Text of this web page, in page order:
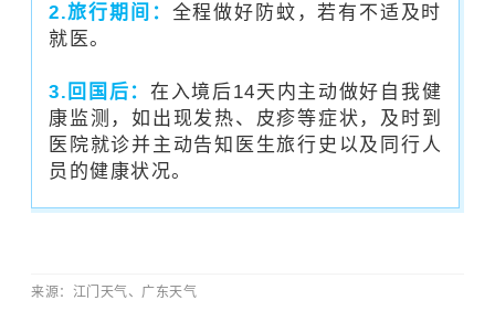
2.旅行期间： 全程做好防蚊，若有不适及时
就医。
3.回国后： 在入境后14天内主动做好自我健
康监测，如出现发热、皮疹等症状，及时到
医院就诊并主动告知医生旅行史以及同行人
员的健康状况。
来源： 江门天气、广东天气